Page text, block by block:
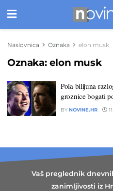
Naslovnica Oznaka elon musk
Oznaka: elon musk
Pola bilijuna
groznice bogati
BY NOVINE.HR
Vaš preglednik
zanimljivosti iz